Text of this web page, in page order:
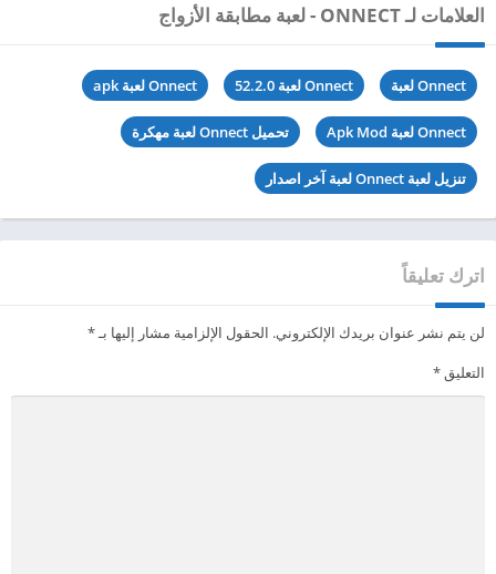
العلامات لـ ONNECT - لعبة مطابقة الأزواج
Onnect لعبة Onnect لعبة 52.2.0 Onnect لعبة apk
Onnect لعبة Apk Mod تحميل Onnect لعبة مهكرة
تنزيل لعبة Onnect لعبة آخر اصدار
اترك تعليقاً
لن يتم نشر عنوان بريدك الإلكتروني. الحقول الإلزامية مشار إليها بـ*
التعليق*